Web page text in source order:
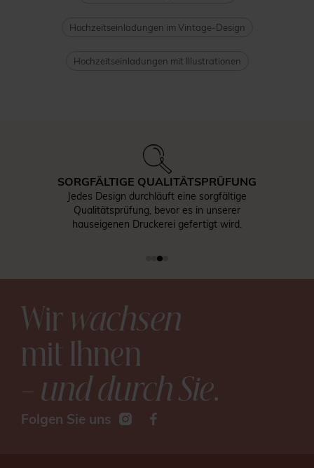
Hochzeitseinladungen im Vintage-Design
Hochzeitseinladungen mit Illustrationen
SORGFÄLTIGE QUALITÄTSPRÜFUNG
Jedes Design durchläuft eine sorgfältige
Qualitätsprüfung, bevor es in unserer
hauseigenen Druckerei gefertigt wird.
Wirwachsen
mit Ihnen
– und durch Sie.
Folgen Sie uns